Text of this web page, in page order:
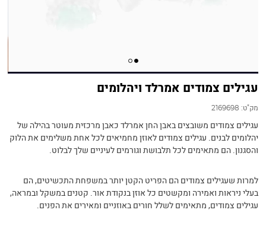
עגילים צמודים אמרלד ויהלומים
מק"ט: 2169698
עגילים צמודים משובצים באבן החן אמרלד כאבן מרכזית מעוטר בהילה של
יהלומים לבנים. עגילים צמודים לאוזן מחמיאים לכל אחת משלימים את הלוק
והסגנון. הם מתאימים לכל תלבושת וגורמים לעיניים שלך לבלוט.
למרות שעגילים צמודים הם הפריט הקטן יותר במשפחת התכשיטים, הם
בעלי ניראות ואמירה ומקשטים כל אוזן בנקודת אור. קטנים במשקל ובמראה,
עגילים צמודים, מתאימים לשלל חורים באוזניים ומאירים את הפנים.